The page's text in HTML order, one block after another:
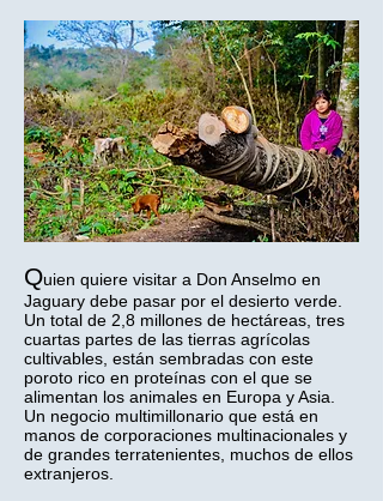
Quien quiere visitar a Don Anselmo en
Jaguary debe pasar por el desierto verde.
Un total de 2,8 millones de hectáreas, tres
cuartas partes de las tierras agrícolas
cultivables, están sembradas con este
poroto rico en proteínas con el que se
alimentan los animales en Europa y Asia.
Un negocio multimillonario que está en
manos de corporaciones multinacionales y
de grandes terratenientes, muchos de ellos
extranjeros.